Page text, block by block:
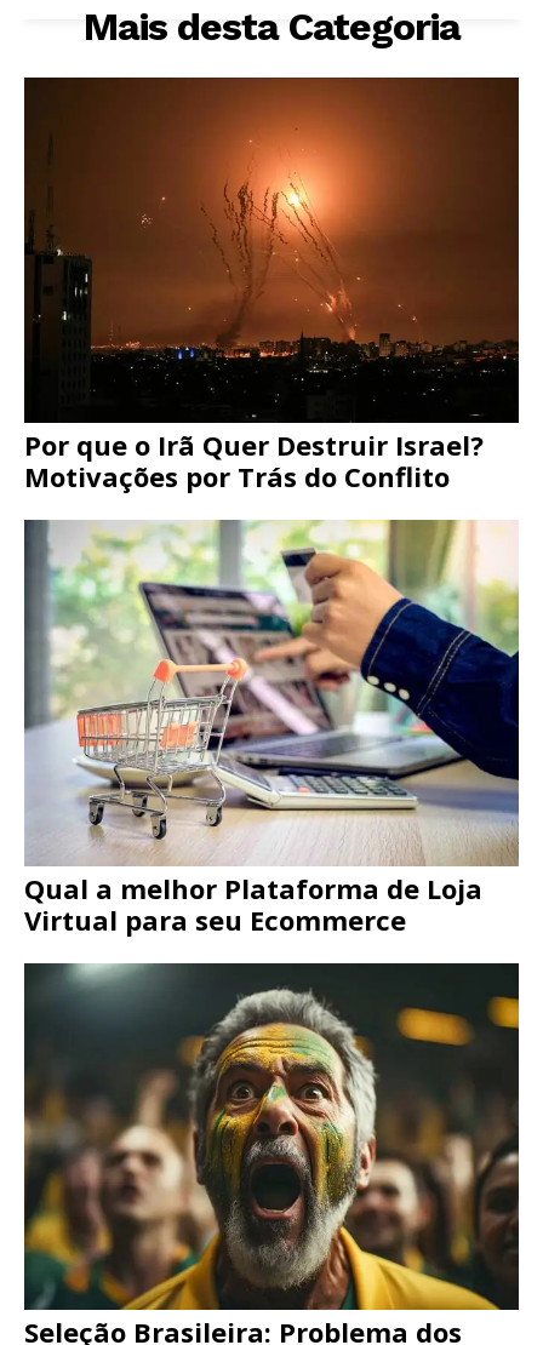
Mais desta Categoria
Por que o Irã Quer Destruir Israel?
Motivações por Trás do Conflito
Qual a melhor Plataforma de Loja
Virtual para seu Ecommerce
Seleção Brasileira: Problema dos